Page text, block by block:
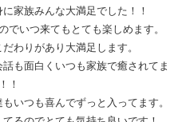
家族みんな大満足でした！！
でいつ来てもとても楽しめます。
わりがあり大満足します。
も面白くいつも家族で癒されてま
！
いつも喜んでずっと入ってます。